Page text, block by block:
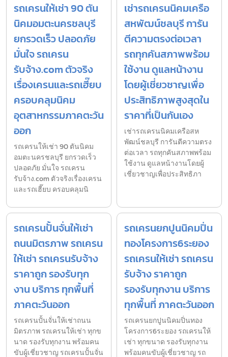
รถเครนให้เช่า 90 ตัน
นิคมอมตะนครชลบุรี
ยกรวดเร็ว ปลอดภัย
มั่นใจ รถเครน
รับจ้าง.com ตัวจริง
เรื่องเครนและรถเฮี๊ยบ
ครอบคลุมนิคม
อุตสาหกรรมภาคตะวัน
ออก
รถเครนให้เช่า 90 ตันนิคม
อมตะนครชลบุรี ยกรวดเร็ว
ปลอดภัย มั่นใจ รถเครน
รับจ้าง.com ตัวจริงเรื่องเครน
และรถเฮี๊ยบ ครอบคลุมนิ
เช่ารถเครนนิคมเครือ
สหพัฒน์ชลบุรี การัน
ตีความตรงต่อเวลา
รถทุกคันสภาพพร้อม
ใช้งาน ดูแลหน้างาน
โดยผู้เชี่ยวชาญเพื่อ
ประสิทธิภาพสูงสุดใน
ราคาที่เป็นกันเอง
เช่ารถเครนนิคมเครือสห
พัฒน์ชลบุรี การันตีความตรง
ต่อเวลา รถทุกคันสภาพพร้อม
ใช้งาน ดูแลหน้างานโดยผู้
เชี่ยวชาญเพื่อประสิทธิภา
รถเครนปั้นจั่นให้เช่า
ถนนมิตรภาพ รถเครน
ให้เช่า รถเครนรับจ้าง
ราคาถูก รองรับทุก
งาน บริการ ทุกพื้นที่
ภาคตะวันออก
รถเครนปั้นจั่นให้เช่าถนน
มิตรภาพ รถเครนให้เช่า ทุกข
นาด รองรับทุกงาน พร้อมคน
ขับผู้เชี่ยวชาญ รถเครนปั้นจั่น
รถเครนยกปูนนิคมปิ่น
ทองโครงการ6ระยอง
รถเครนให้เช่า รถเครน
รับจ้าง ราคาถูก
รองรับทุกงาน บริการ
ทุกพื้นที่ ภาคตะวันออก
รถเครนยกปูนนิคมปิ่นทอง
โครงการ6ระยอง รถเครนให้
เช่า ทุกขนาด รองรับทุกงาน
พร้อมคนขับผู้เชี่ยวชาญ รถ